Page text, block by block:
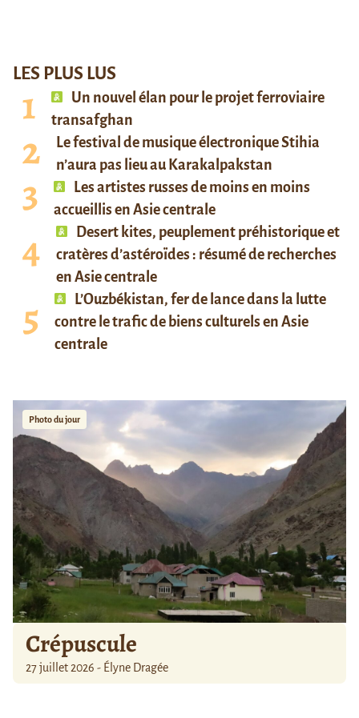
LES PLUS LUS
Un nouvel élan pour le projet ferroviaire
transafghan
Le festival de musique électronique Stihia
n’aura pas lieu au Karakalpakstan
Les artistes russes de moins en moins
accueillis en Asie centrale
Desert kites, peuplement préhistorique et
cratères d’astéroïdes : résumé de recherches
en Asie centrale
L’Ouzbékistan, fer de lance dans la lutte
contre le trafic de biens culturels en Asie
centrale
Photo du jour
Crépuscule
27 juillet 2026 - Élyne Dragée